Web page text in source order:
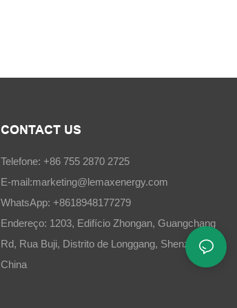
CONTACT US
Telefone: +86 755 2870 2725
E-mail:marketing@lemaxenergy.com
WhatsApp: +8618948177279
Endereço: 1203, Edifício Zhongan, Guangchang
Rd, Rua Buji, Distrito de Longgang, Shenzhen,
China